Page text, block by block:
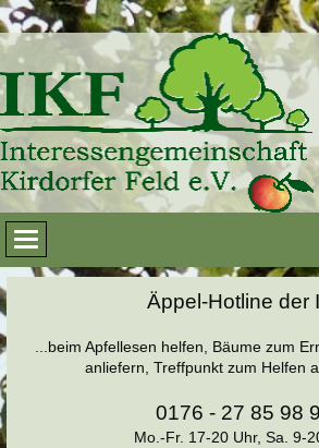
Äppel-Hotline der
...beim Apfellesen helfen, Bäume zum
anliefern, Treffpunkt zum Helfen
0176 - 27 85 98
Mo.-Fr. 17-20 Uhr, Sa. 9-